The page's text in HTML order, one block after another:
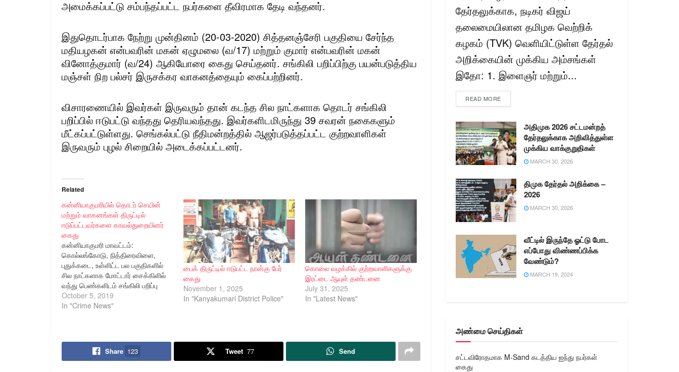
அமைக்கப்பட்டு சம்பந்தப்பட்ட நபர்களை தீவிரமாக தேடி வந்தனர்.
இதுதொடர்பாக நேற்று முன்தினம் (20-03-2020) சித்தனஞ்சேரி பகுதியை சேர்ந்த
மதியழகன் என்பவரின் மகன் ஏழுமலை (வ/17) மற்றும் குமார் என்பவரின் மகன்
வினோத்குமார் (வ/24) ஆகியோரை கைது செய்தனர். சங்கிலி பறிப்பிற்கு பயன்படுத்திய
மஞ்சள் நிற பல்சர் இருசக்கர வாகனத்தையும் கைப்பற்றினர்.
விசாரணையில் இவர்கள் இருவரும் தான் கடந்த சில நாட்களாக தொடர் சங்கிலி
பறிப்பில் ஈடுபட்டு வந்தது தெரியவந்தது. இவர்களிடமிருந்து 39 சவரன் நகைகளும்
மீட்கப்பட்டுள்ளது. செங்கல்பட்டு நீதிமன்றத்தில் ஆஜர்படுத்தப்பட்ட குற்றவாளிகள்
இருவரும் புழல் சிறையில் அடைக்கப்பட்டனர்.
Related
கன்னியாகுமரியில் தொடர் செயின்
மற்றும் வாகனங்கள் திருட்டில்
ஈடுப்பட்டவர்களை காவல்துறையினர்
கைது
கன்னியாகுமரி மாவட்டம்:
கொல்லங்கோடு, நித்திரைவிளை,
புதுக்கடை, உள்ளிட்ட பல பகுதிகளில்
சில நாட்களாக மோட்டார் சைக்கிளில்
வந்து பெண்களிடம் சங்கிலி பறிப்பு
சம்பவம் நடைபெற்று வந்தது,
குற்றவாளிகளை உடனடியாக பிடிக்க
காவல் நிலைய ஆய்வாளர் திருமதி.
அந்தோணியம்மாள் தலைமையில்
October 5, 2019
In "Crime News"
பைக் திருட்டில் ஈடுபட்ட நான்கு பேர்
கைது
November 1, 2025
In "Kanyakumari District Police"
கொலை வழக்கில் குற்றவாளிகளுக்கு
இரட்டை ஆயுள் தண்டனை
July 31, 2025
In "Latest News"
Share 123 Tweet 77 Send
தேர்தலுக்காக, நடிகர் விஜய்
தலைமையிலான தமிழக வெற்றிக்
கழகம் (TVK) வெளியிட்டுள்ள தேர்தல்
அறிக்கையின் முக்கிய அம்சங்கள்
இதோ: 1. இளைஞர் மற்றும்...
READ MORE
அதிமுக 2026 சட்டமன்றத்
தேர்தலுக்காக அறிவித்துள்ள
முக்கிய வாக்குறுதிகள்
MARCH 30, 2026
திமுக தேர்தல் அறிக்கை –
2026
MARCH 30, 2026
வீட்டில் இருந்தே ஓட்டு போட
எப்போது விண்ணப்பிக்க
வேண்டும்?
MARCH 19, 2024
அண்மை செய்திகள்
சட்டவிரோதமாக M-Sand கடத்திய ஐந்து நபர்கள்
கைது